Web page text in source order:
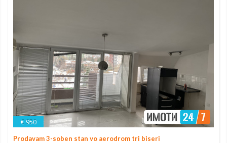
€ 950
Prodavam 3-soben stan vo aerodrom tri biseri